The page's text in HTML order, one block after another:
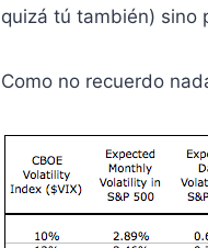
quizá tú también) sino
Como no recuerdo